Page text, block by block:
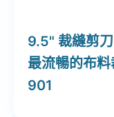
9.5" 裁縫剪
最流暢的布
901